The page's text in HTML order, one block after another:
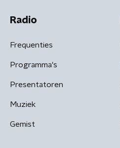
Radio
Frequenties
Programma's
Presentatoren
Muziek
Gemist